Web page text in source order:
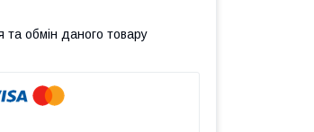
обмін даного товару